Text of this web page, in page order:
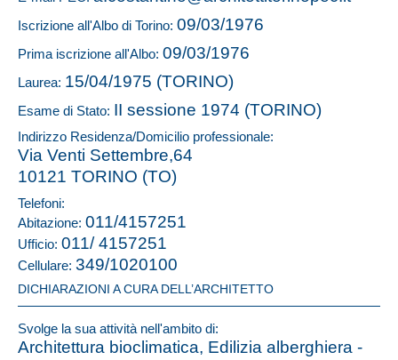
Iscrizione all'Albo di Torino: 09/03/1976
Prima iscrizione all'Albo: 09/03/1976
Laurea: 15/04/1975 (TORINO)
Esame di Stato: II sessione 1974 (TORINO)
Indirizzo Residenza/Domicilio professionale:
Via Venti Settembre,64
10121 TORINO (TO)
Telefoni:
Abitazione: 011/4157251
Ufficio: 011/ 4157251
Cellulare: 349/1020100
DICHIARAZIONI A CURA DELL’ARCHITETTO
Svolge la sua attività nell'ambito di:
Architettura bioclimatica, Edilizia alberghiera -